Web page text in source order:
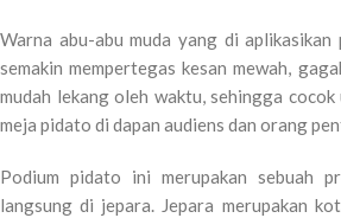
Warna abu-abu muda yang di aplikasikan
semakin mempertegas kesan mewah,
mudah lekang oleh waktu, sehingga
meja pidato di dapan audiens dan orang
Podium pidato ini merupakan sebuah
langsung di jepara. Jepara merupakan